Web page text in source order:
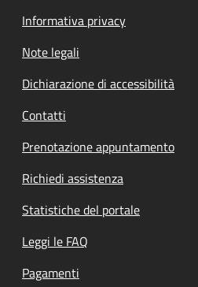
Informativa privacy
Note legali
Dichiarazione di accessibilità
Contatti
Prenotazione appuntamento
Richiedi assistenza
Statistiche del portale
Leggi le FAQ
Pagamenti